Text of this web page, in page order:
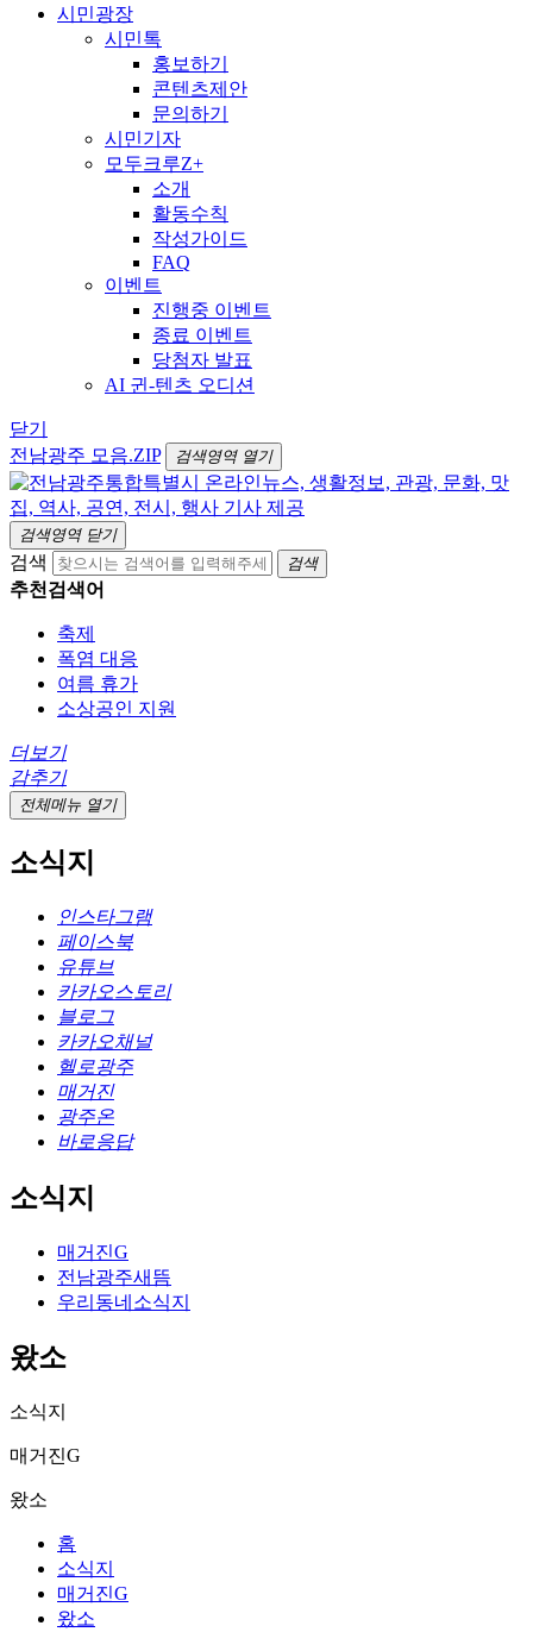
시민광장
시민톡
홍보하기
콘텐츠제안
문의하기
시민기자
모두크루Z+
소개
활동수칙
작성가이드
FAQ
이벤트
진행중 이벤트
종료 이벤트
당첨자 발표
AI 귄-텐츠 오디션
닫기
전남광주 모음.ZIP
검색영역 열기
검색영역 닫기
검색 검색
추천검색어
축제
폭염 대응
여름 휴가
소상공인 지원
더보기
감추기
전체메뉴 열기
소식지
인스타그램
페이스북
유튜브
카카오스토리
블로그
카카오채널
헬로광주
매거진
광주온
바로응답
소식지
매거진G
전남광주새뜸
우리동네소식지
왔소
소식지
매거진G
왔소
홈
소식지
매거진G
왔소